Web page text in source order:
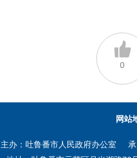
0
网站
主办：吐鲁番市人民政府办公室